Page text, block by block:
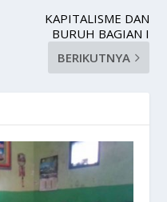
KAPITALISME DAN
BURUH BAGIAN I
BERIKUTNYA